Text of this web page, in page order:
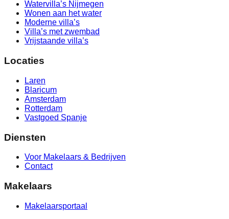
Watervilla’s Nijmegen
Wonen aan het water
Moderne villa’s
Villa’s met zwembad
Vrijstaande villa’s
Locaties
Laren
Blaricum
Amsterdam
Rotterdam
Vastgoed Spanje
Diensten
Voor Makelaars & Bedrijven
Contact
Makelaars
Makelaarsportaal